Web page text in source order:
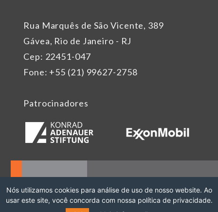
Rua Marquês de São Vicente, 389
Gávea, Rio de Janeiro - RJ
Cep: 22451-047
Fone: +55 (21) 99627-2758
Patrocinadores
Nós utilizamos cookies para análise de uso de nosso website. Ao
usar este site, você concorda com nossa política de privacidade.